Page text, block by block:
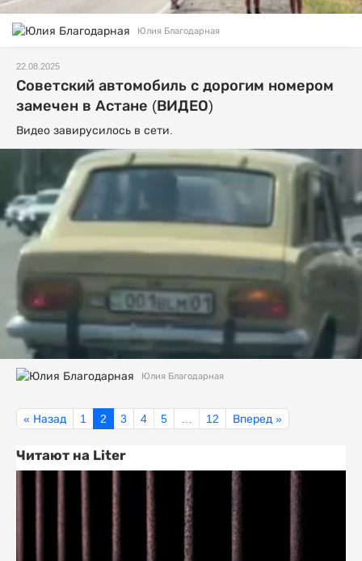
Юлия Благодарная
22.08.2025
Советский автомобиль с дорогим номером
замечен в Астане (ВИДЕО)
Видео завирусилось в сети.
Юлия Благодарная
« Назад 1 2 3 4 5 … 12 Вперед »
Читают на Liter